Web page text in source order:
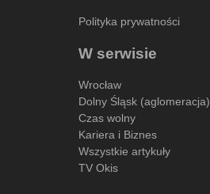
Polityka prywatności
W serwisie
Wrocław
Dolny Śląsk (aglomeracja)
Czas wolny
Kariera i Biznes
Wszystkie artykuły
TV Okis